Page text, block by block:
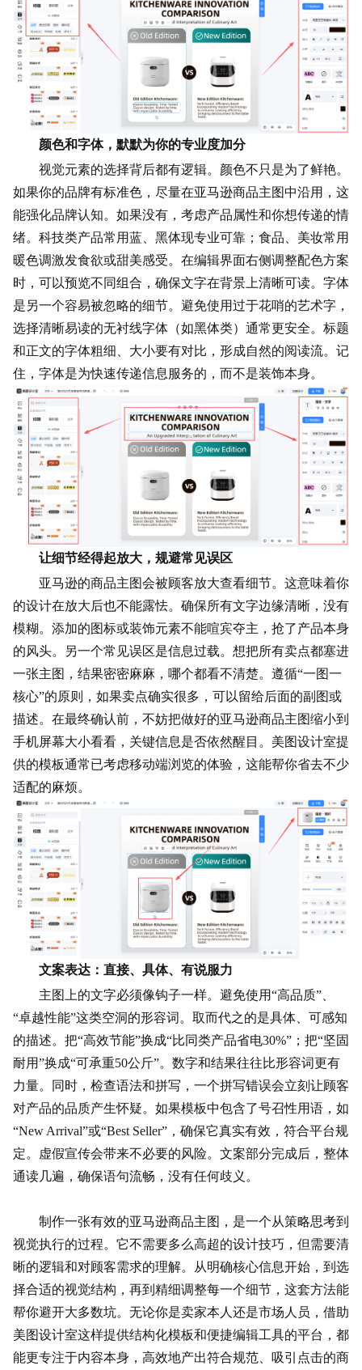
颜色和字体，默默为你的专业度加分
视觉元素的选择背后都有逻辑。颜色不只是为了鲜艳。
如果你的品牌有标准色，尽量在亚马逊商品主图中沿用，这
能强化品牌认知。如果没有，考虑产品属性和你想传递的情
绪。科技类产品常用蓝、黑体现专业可靠；食品、美妆常用
暖色调激发食欲或甜美感受。在编辑界面右侧调整配色方案
时，可以预览不同组合，确保文字在背景上清晰可读。字体
是另一个容易被忽略的细节。避免使用过于花哨的艺术字，
选择清晰易读的无衬线字体（如黑体类）通常更安全。标题
和正文的字体粗细、大小要有对比，形成自然的阅读流。记
住，字体是为快速传递信息服务的，而不是装饰本身。
让细节经得起放大，规避常见误区
亚马逊的商品主图会被顾客放大查看细节。这意味着你
的设计在放大后也不能露怯。确保所有文字边缘清晰，没有
模糊。添加的图标或装饰元素不能喧宾夺主，抢了产品本身
的风头。另一个常见误区是信息过载。想把所有卖点都塞进
一张主图，结果密密麻麻，哪个都看不清楚。遵循“一图一
核心”的原则，如果卖点确实很多，可以留给后面的副图或
描述。在最终确认前，不妨把做好的亚马逊商品主图缩小到
手机屏幕大小看看，关键信息是否依然醒目。美图设计室提
供的模板通常已考虑移动端浏览的体验 ，这能帮你省去不少
适配的麻烦。
文案表达：直接、具体、有说服力
主图上的文字必须像钩子一样。避免使用“高品质”、
“卓越性能”这类空洞的形容词。取而代之的是具体、可感知
的描述。把“高效节能”换成“比同类产品省电30%”；把“坚固
耐用”换成“可承重50公斤”。数字和结果往往比形容词更有
力量。同时，检查语法和拼写，一个拼写错误会立刻让顾客
对产品的品质产生怀疑。如果模板中包含了号召性用语，如
“New Arrival”或“Best Seller”，确保它真实有效，符合平台规
定。虚假宣传会带来不必要的风险。文案部分完成后，整体
通读几遍，确保语句流畅，没有任何歧义。
制作一张有效的亚马逊商品主图，是一个从策略思考到
视觉执行的过程。它不需要多么高超的设计技巧，但需要清
晰的逻辑和对顾客需求的理解。从明确核心信息开始，到选
择合适的视觉结构，再到精细调整每一个细节，这套方法能
帮你避开大多数坑。无论你是卖家本人还是市场人员，借助
美图设计室这样提供结构化模板和便捷编辑工具的平台，都
能更专注于内容本身，高效地产出符合规范、吸引点击的商